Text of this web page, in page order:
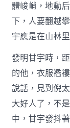
體峻峭，地動
下，人要翻越
宇應是在山林
發明甘宇時，
的他，衣服襤
說話，見到倪
大好人了，不
中，甘宇發抖